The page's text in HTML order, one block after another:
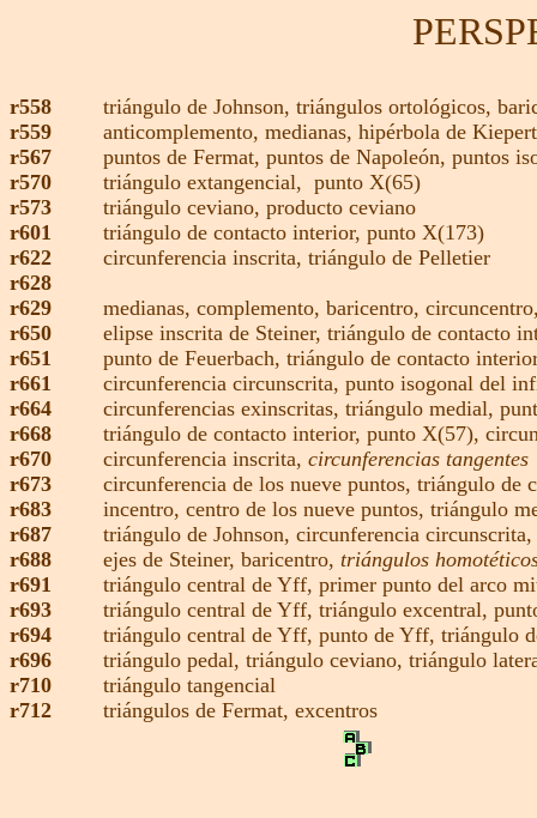
r558 triángulo de Johnson, triángulos ortológicos,
r559
anticomplemento, medianas, hipérbola de
r567
puntos de Fermat, puntos de Napoleón, puntos
r570
triángulo extangencial, punto X(65)
r573
triángulo ceviano, producto ceviano
r601
triángulo de contacto interior, punto X(173)
r622
circunferencia inscrita, triángulo de Pelletier
r628
r629
medianas, complemento, baricentro, circuncentro
r650
elipse inscrita de Steiner, triángulo de contacto
r651
punto de Feuerbach, triángulo de contacto
r661
circunferencia circunscrita, punto isogonal del
r664
circunferencias exinscritas, triángulo medial,
r668
triángulo de contacto interior, punto X(57),
r670
circunferencia inscrita, circunferencias tangentes
r673
circunferencia de los nueve puntos, triángulo de
r683
incentro, centro de los nueve puntos, triángulo
r687
triángulo de Johnson, circunferencia circunscrita,
r688
ejes de Steiner, baricentro, triángulos
r691
triángulo central de Yff, primer punto del arco
r693
triángulo central de Yff, triángulo excentral,
r694
triángulo central de Yff, punto de Yff, triángulo
r696
triángulo pedal, triángulo ceviano, triángulo
r710
triángulo tangencial
r712
triángulos de Fermat, excentros